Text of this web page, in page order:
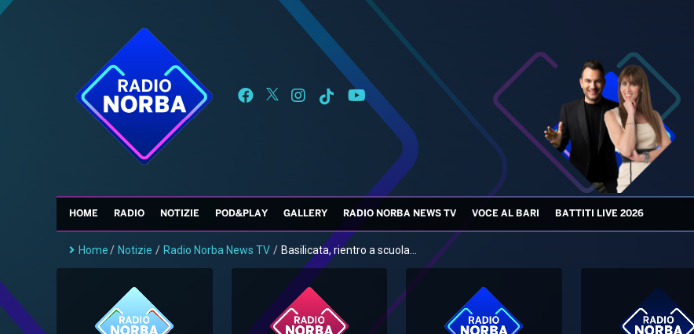
HOME RADIO NOTIZIE POD&PLAY GALLERY RADIO NORBA NEWS TV VOCE AL BARI BATTITI LIVE 2026
Home/ Notizie / Radio Norba News TV / Basilicata, rientro a scuola...